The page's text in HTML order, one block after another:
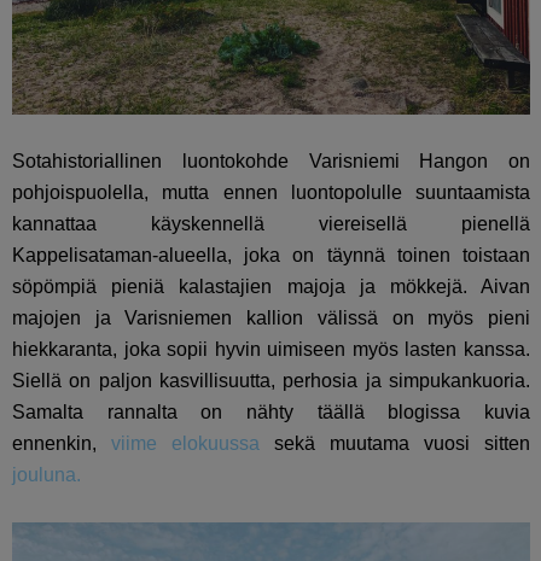
Sotahistoriallinen luontokohde Varisniemi Hangon on
pohjoispuolella, mutta ennen luontopolulle suuntaamista
kannattaa käyskennellä viereisellä pienellä
Kappelisataman-alueella, joka on täynnä toinen toistaan
söpömpiä pieniä kalastajien majoja ja mökkejä. Aivan
majojen ja Varisniemen kallion välissä on myös pieni
hiekkaranta, joka sopii hyvin uimiseen myös lasten kanssa.
Siellä on paljon kasvillisuutta, perhosia ja simpukankuoria.
Samalta rannalta on nähty täällä blogissa kuvia
ennenkin,viime elokuussa sekä muutama vuosi sitten
jouluna.